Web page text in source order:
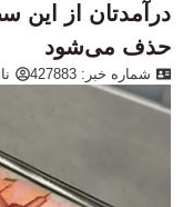
درآمدتان از این
حذف می‌شود
شماره خبر: 427883